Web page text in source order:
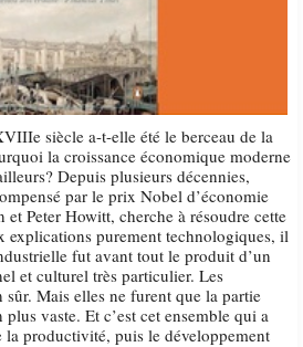
siècle a-t-elle été le berceau de la
la croissance économique moderne
Depuis plusieurs décennies,
par le prix Nobel d’économie
Peter Howitt, cherche à résoudre cette
explications purement technologiques, il
fut avant tout le produit d’un
et culturel très particulier. Les
Mais elles ne furent que la partie
vaste. Et c’est cet ensemble qui a
la productivité, puis le développement